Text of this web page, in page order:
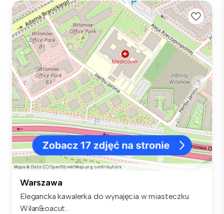
Warszawa
Elegancka kawalerka do wynajęcia w miasteczku
Wilan&oacut...